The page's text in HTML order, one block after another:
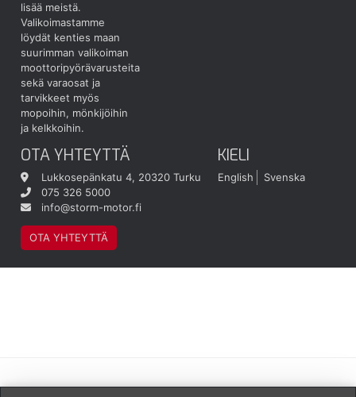
lisää meistä.
Valikoimastamme
löydät kenties maan
suurimman valikoiman
moottoripyörävarusteita
sekä varaosat ja
tarvikkeet myös
mopoihin, mönkijöihin
ja kelkkoihin.
OTA YHTEYTTÄ
Lukkosepänkatu 4, 20320 Turku
075 326 5000
info@storm-motor.fi
OTA YHTEYTTÄ
KIELI
English Svenska